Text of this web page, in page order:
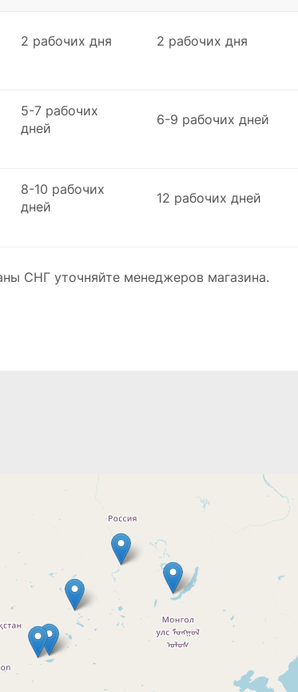
2 рабочих дня 2 рабочих дня
5-7 рабочих
дней
6-9 рабочих дней
8-10 рабочих
дней
12 рабочих дней
СНГ уточняйте менеджеров магазина.